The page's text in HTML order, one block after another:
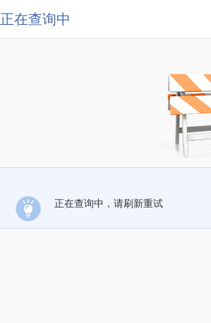
正在查询中
正在查询中，请刷新重试